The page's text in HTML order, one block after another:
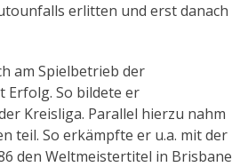
erlitten und erst danach
am Spielbetrieb der
Erfolg. So bildete er
Kreisliga. Parallel hierzu nahm
teil. So erkämpfte er u.a. mit der
den Weltmeistertitel in Brisbane